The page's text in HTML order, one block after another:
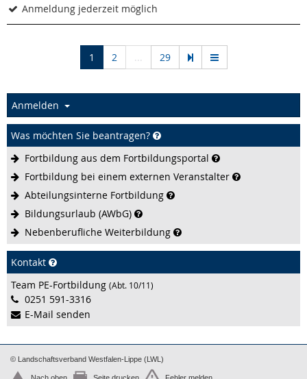
Anmeldung jederzeit möglich
1 (current)
2 ... 29
Anmelden
Was möchten Sie beantragen?
Fortbildung aus dem Fortbildungsportal
Fortbildung bei einem externen Veranstalter
Abteilungsinterne Fortbildung
Bildungsurlaub (AWbG)
Nebenberufliche Weiterbildung
Kontakt
Team PE-Fortbildung (Abt. 10/11)
0251 591-3316
E-Mail senden
© Landschaftsverband Westfalen-Lippe (LWL)